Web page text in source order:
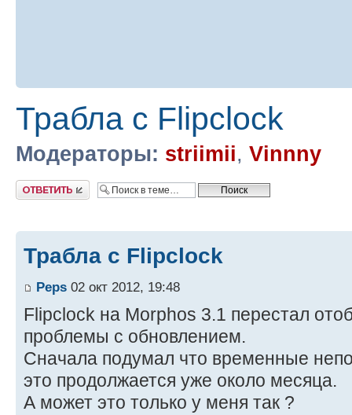
Трабла с Flipclock
Модераторы: striimii, Vinnny
Ответить
Трабла с Flipclock
Peps 02 окт 2012, 19:48
Flipclock на Morphos 3.1 перестал
проблемы с обновлением.
Сначала подумал что временные
это продолжается уже около месяца.
А может это только у меня так ?